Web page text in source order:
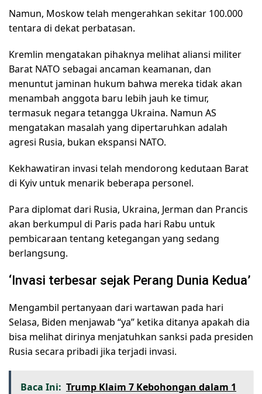
Namun, Moskow telah mengerahkan sekitar 100.000
tentara di dekat perbatasan.
Kremlin mengatakan pihaknya melihat aliansi militer
Barat NATO sebagai ancaman keamanan, dan
menuntut jaminan hukum bahwa mereka tidak akan
menambah anggota baru lebih jauh ke timur,
termasuk negara tetangga Ukraina. Namun AS
mengatakan masalah yang dipertaruhkan adalah
agresi Rusia, bukan ekspansi NATO.
Kekhawatiran invasi telah mendorong kedutaan Barat
di Kyiv untuk menarik beberapa personel.
Para diplomat dari Rusia, Ukraina, Jerman dan Prancis
akan berkumpul di Paris pada hari Rabu untuk
pembicaraan tentang ketegangan yang sedang
berlangsung.
‘Invasi terbesar sejak Perang Dunia Kedua’
Mengambil pertanyaan dari wartawan pada hari
Selasa, Biden menjawab “ya” ketika ditanya apakah dia
bisa melihat dirinya menjatuhkan sanksi pada presiden
Rusia secara pribadi jika terjadi invasi.
Baca Ini: Trump Klaim 7 Kebohongan dalam 1